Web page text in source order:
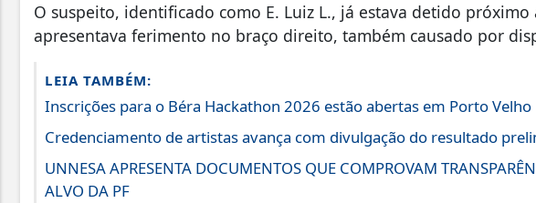
O suspeito, identificado como E. Luiz L., já estava detido
apresentava ferimento no braço direito, também causado por
LEIA TAMBÉM:
Inscrições para o Béra Hackathon 2026 estão abertas em Porto Velho
Credenciamento de artistas avança com divulgação do resultado
UNNESA APRESENTA DOCUMENTOS QUE COMPROVAM
ALVO DA PF